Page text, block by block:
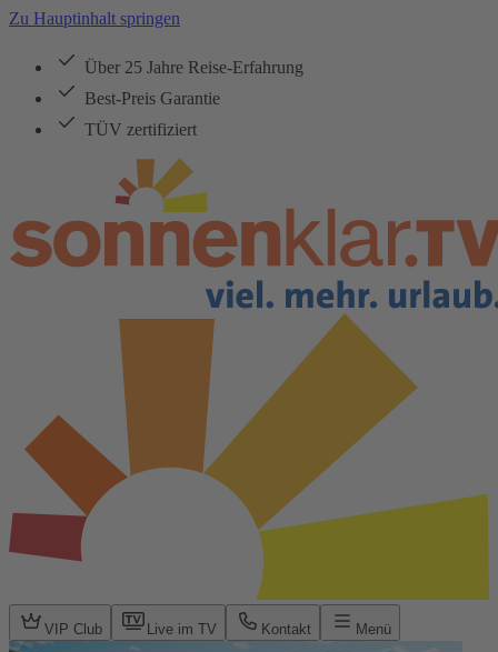
Zu Hauptinhalt springen
Über 25 Jahre Reise-Erfahrung
Best-Preis Garantie
TÜV zertifiziert
VIP Club Live im TV Kontakt Menü